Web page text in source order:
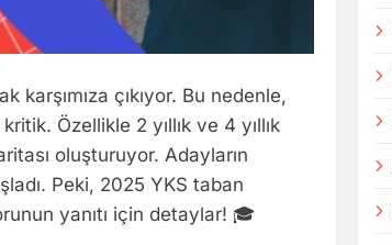
çıkıyor. Bu nedenle,
Özellikle 2 yıllık ve 4 yıllık
oluşturuyor. Adayların
Peki, 2025 YKS taban
yanıtı için detaylar! 🎓